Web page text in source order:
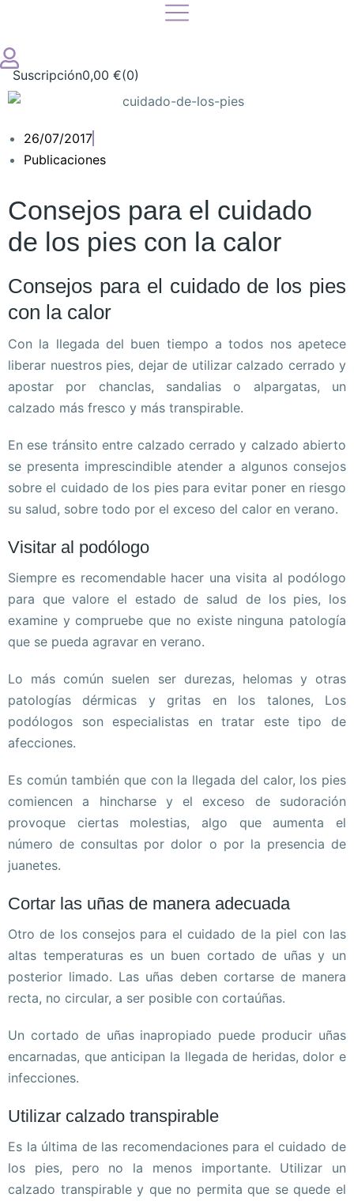
Suscripción0,00 €(0)
26/07/2017
Publicaciones
Consejos para el cuidado
de los pies con la calor
Consejos para el cuidado de los pies
con la calor
Con la llegada del buen tiempo a todos nos apetece
liberar nuestros pies, dejar de utilizar calzado cerrado y
apostar por chanclas, sandalias o alpargatas, un
calzado más fresco y más transpirable.
En ese tránsito entre calzado cerrado y calzado abierto
se presenta imprescindible atender a algunos consejos
sobre el cuidado de los pies para evitar poner en riesgo
su salud, sobre todo por el exceso del calor en verano.
Visitar al podólogo
Siempre es recomendable hacer una visita al podólogo
para que valore el estado de salud de los pies, los
examine y compruebe que no existe ninguna patología
que se pueda agravar en verano.
Lo más común suelen ser durezas, helomas y otras
patologías dérmicas y gritas en los talones, Los
podólogos son especialistas en tratar este tipo de
afecciones.
Es común también que con la llegada del calor, los pies
comiencen a hincharse y el exceso de sudoración
provoque ciertas molestias, algo que aumenta el
número de consultas por dolor o por la presencia de
juanetes.
Cortar las uñas de manera adecuada
Otro de los consejos para el cuidado de la piel con las
altas temperaturas es un buen cortado de uñas y un
posterior limado. Las uñas deben cortarse de manera
recta, no circular, a ser posible con cortaúñas.
Un cortado de uñas inapropiado puede producir uñas
encarnadas, que anticipan la llegada de heridas, dolor e
infecciones.
Utilizar calzado transpirable
Es la última de las recomendaciones para el cuidado de
los pies, pero no la menos importante. Utilizar un
calzado transpirable y que no permita que se quede el